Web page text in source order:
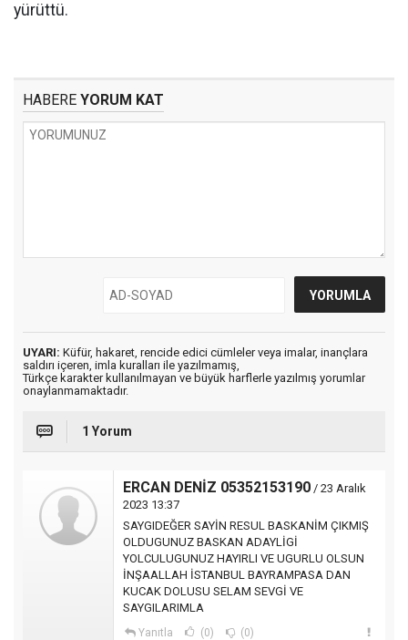
yürüttü.
HABERE YORUM KAT
UYARI: Küfür, hakaret, rencide edici cümleler veya imalar, inançlara
saldırı içeren, imla kuralları ile yazılmamış,
Türkçe karakter kullanılmayan ve büyük harflerle yazılmış yorumlar
onaylanmamaktadır.
1 Yorum
ERCAN DENİZ 05352153190 / 23 Aralık
2023 13:37
SAYGIDEĞER SAYİN RESUL BASKANİM ÇIKMIŞ
OLDUGUNUZ BASKAN ADAYLİGİ
YOLCULUGUNUZ HAYIRLI VE UGURLU OLSUN
İNŞAALLAH İSTANBUL BAYRAMPASA DAN
KUCAK DOLUSU SELAM SEVGİ VE
SAYGILARIMLA
Yanıtla (0) (0)